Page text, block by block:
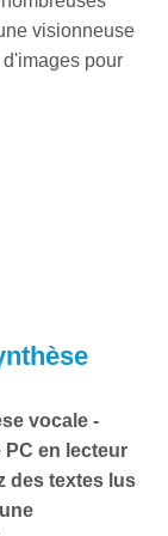
visionneuse
pour
vocale -
en lecteur
des textes lus